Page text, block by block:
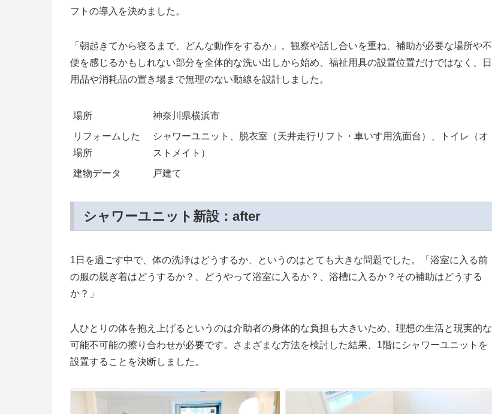
フトの導入を決めました。
「朝起きてから寝るまで、どんな動作をするか」。観察や話し合いを重ね、補助が必要な場所や不
便を感じるかもしれない部分を全体的な洗い出しから始め、福祉用具の設置位置だけではなく、日
用品や消耗品の置き場まで無理のない動線を設計しました。
場所
神奈川県横浜市
リフォームした
場所
シャワーユニット、脱衣室（天井走行リフト・車いす用洗面台）、トイレ（オ
ストメイト）
建物データ
戸建て
シャワーユニット新設：after
1日を過ごす中で、体の洗浄はどうするか、というのはとても大きな問題でした。「浴室に入る前
の服の脱ぎ着はどうするか？、どうやって浴室に入るか？、浴槽に入るか？その補助はどうする
か？」
人ひとりの体を抱え上げるというのは介助者の身体的な負担も大きいため、理想の生活と現実的な
可能不可能の擦り合わせが必要です。さまざまな方法を検討した結果、1階にシャワーユニットを
設置することを決断しました。